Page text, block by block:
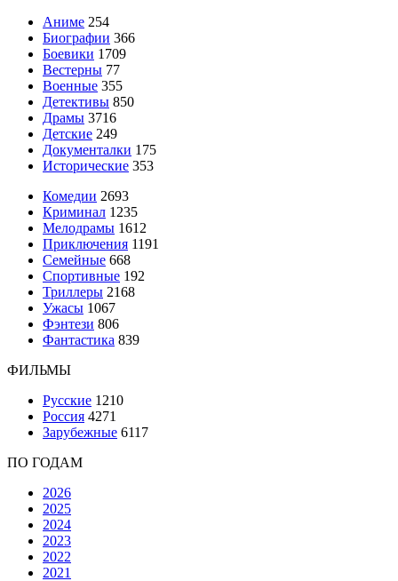
Аниме 254
Биографии 366
Боевики 1709
Вестерны 77
Военные 355
Детективы 850
Драмы 3716
Детские 249
Документалки 175
Исторические 353
Комедии 2693
Криминал 1235
Мелодрамы 1612
Приключения 1191
Семейные 668
Спортивные 192
Триллеры 2168
Ужасы 1067
Фэнтези 806
Фантастика 839
ФИЛЬМЫ
Русские 1210
Россия 4271
Зарубежные 6117
ПО ГОДАМ
2026
2025
2024
2023
2022
2021